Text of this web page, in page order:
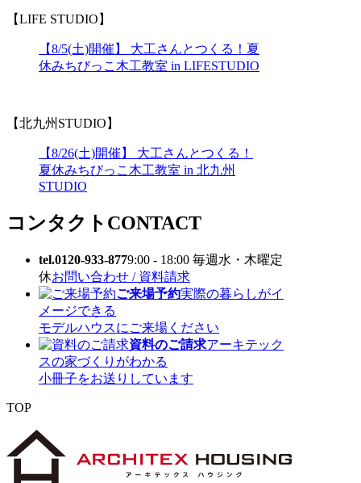
【LIFE STUDIO】
【8/5(土)開催】 大工さんとつくる！夏
休みちびっこ木工教室 in LIFESTUDIO
【北九州STUDIO】
【8/26(土)開催】 大工さんとつくる！
夏休みちびっこ木工教室 in 北九州
STUDIO
コンタクト CONTACT
tel.0120-933-8779:00 - 18:00 毎週水・木曜定
休お問い合わせ / 資料請求
ご来場予約実際の暮らしがイ
メージできる
モデルハウスにご来場ください
資料のご請求アーキテック
スの家づくりがわかる
小冊子をお送りしています
TOP